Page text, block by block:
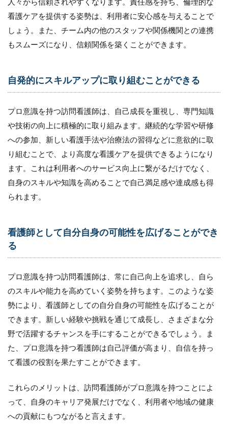
囲の
人に
て敬
意を
7.常
知見
報を
キャ
アッ
プし
てい
る
者、
看護
師の
プロ
意識
を高
める
ため
に必
要な
方法
7.1
社外
への
発信
看護ケアを提供する姿勢は、利用者に安心感を与えることで
しょう。また、チーム内の他のスタッフや関係機関との連携
もスムーズになり、信頼関係を築くことができます。
自発的にスキルアップに取り組むことができる
プロ意識を持つ訪問看護師は、自己成長を重視し、専門知識
や技術の向上に積極的に取り組みます。継続的な学習や研修
への参加、新しい看護手法や治療法の習得などに意欲的に取
り組むことで、より高度な看護ケアを提供できるようになり
ます。これは利用者へのサービス向上に繋がるだけでなく、
自身のスキルや知識を高めることで自己満足感や達成感も得
られます。
看護師として自分自身の可能性を広げることができ
る
プロ意識を持つ訪問看護師は、常に自己向上を追求し、自ら
のスキルや能力を高めていく姿勢を持ちます。このような姿
勢により、看護師としての自分自身の可能性を広げることが
できます。新しい経験や挑戦を通じて成長し、さまざまな分
野で活躍するチャンスを手にすることができるでしょう。ま
た、プロ意識を持つ看護師は自己評価が高まり、自信を持っ
て看護の役割を果たすことができます。
これらのメリットは、訪問看護師がプロ意識を持つことによ
って、自身のキャリア発展だけでなく、利用者や地域の健康
への貢献にもつながると言えます。